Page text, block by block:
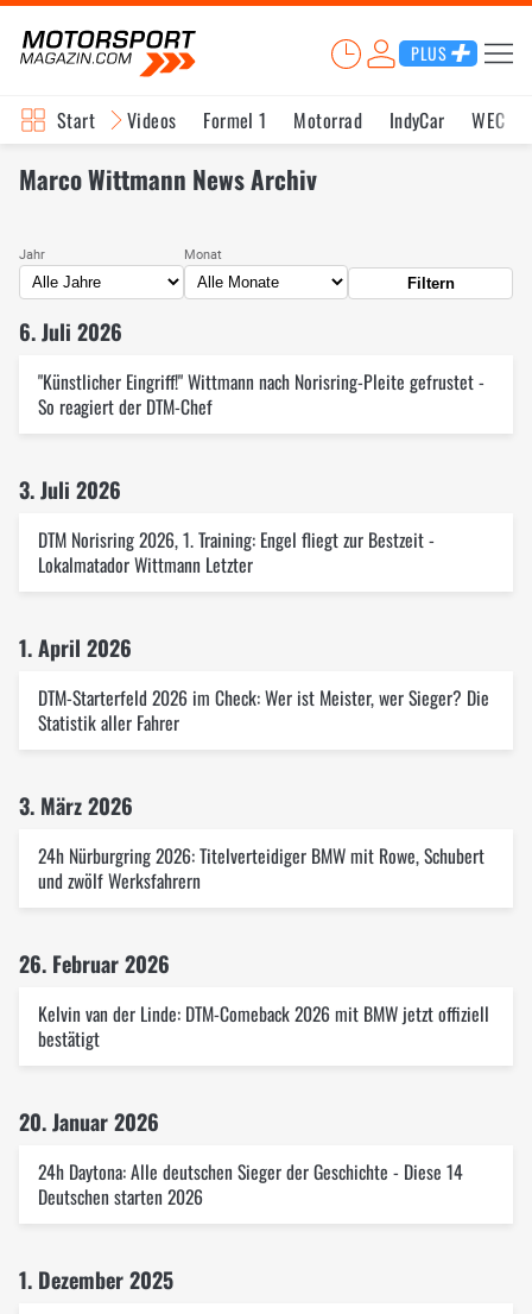
PLUS
Start Videos Formel 1 Motorrad IndyCar WEC
Marco Wittmann News Archiv
Jahr Monat
Filtern
6. Juli 2026
"Künstlicher Eingriff!" Wittmann nach Norisring-Pleite gefrustet -
So reagiert der DTM-Chef
3. Juli 2026
DTM Norisring 2026, 1. Training: Engel fliegt zur Bestzeit -
Lokalmatador Wittmann Letzter
1. April 2026
DTM-Starterfeld 2026 im Check: Wer ist Meister, wer Sieger? Die
Statistik aller Fahrer
3. März 2026
24h Nürburgring 2026: Titelverteidiger BMW mit Rowe, Schubert
und zwölf Werksfahrern
26. Februar 2026
Kelvin van der Linde: DTM-Comeback 2026 mit BMW jetzt offiziell
bestätigt
20. Januar 2026
24h Daytona: Alle deutschen Sieger der Geschichte - Diese 14
Deutschen starten 2026
1. Dezember 2025